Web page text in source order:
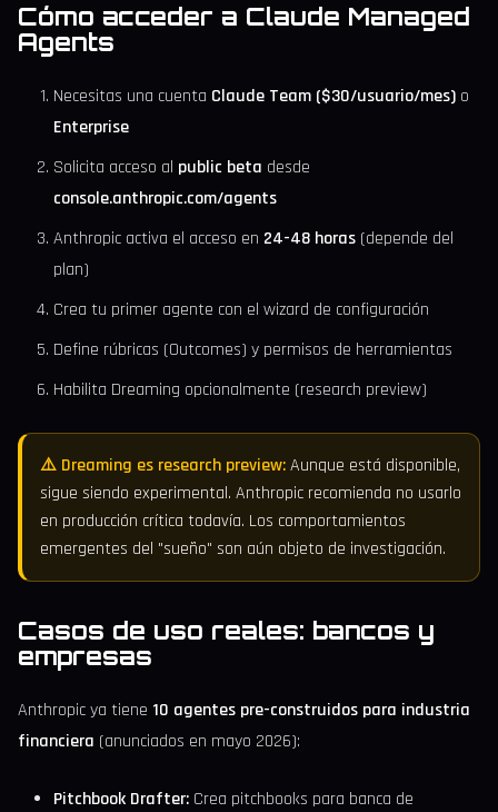
Cómo acceder a Claude Managed
Agents
Necesitas una cuenta Claude Team ($30/usuario/mes) o
Enterprise
Solicita acceso al public beta desde
console.anthropic.com/agents
Anthropic activa el acceso en 24-48 horas (depende del
plan)
Crea tu primer agente con el wizard de configuración
Define rúbricas (Outcomes) y permisos de herramientas
Habilita Dreaming opcionalmente (research preview)
⚠️ Dreaming es research preview:Aunque está disponible,
sigue siendo experimental. Anthropic recomienda no usarlo
en producción crítica todavía. Los comportamientos
emergentes del "sueño" son aún objeto de investigación.
Casos de uso reales: bancos y
empresas
Anthropic ya tiene 10 agentes pre-construidos para industria
financiera (anunciados en mayo 2026):
Pitchbook Drafter: Crea pitchbooks para banca de